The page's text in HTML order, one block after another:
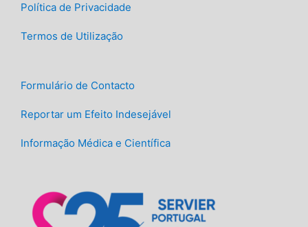
Política de Privacidade
Termos de Utilização
Formulário de Contacto
Reportar um Efeito Indesejável
Informação Médica e Científica